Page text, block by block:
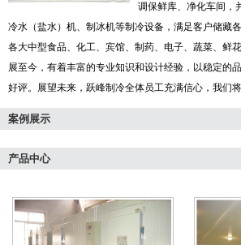
调保鲜库、净化车间，
冷水（盐水）机、制冰机等制冷设备，满足客户储藏
各大中型食品、化工、宾馆、制药、电子、蔬菜、鲜
展至今，有着丰富的专业知识和设计经验，以稳定的
好评。展望未来，跃峰制冷全体员工充满信心，我们
案例展示
产品中心